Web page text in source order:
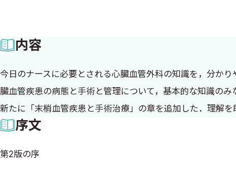
内容
今日のナースに必要とされる心臓血管外科の知識を，分か
臓血管疾患の病態と手術と管理について，基本的な知識の
新たに「末梢血管疾患と手術治療」の章を追加した．理解
序文
第2版の序